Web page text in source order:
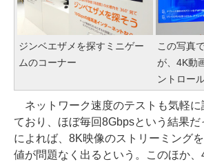
ジンベエザメを探すミニゲー
ムのコーナー
この写真
が、4K動
ントロー
ネットワーク速度のテストも気軽に
ており、ほぼ毎回8Gbpsという結果
によれば、8K映像のストリーミング
値が問題なく出るという。このほか